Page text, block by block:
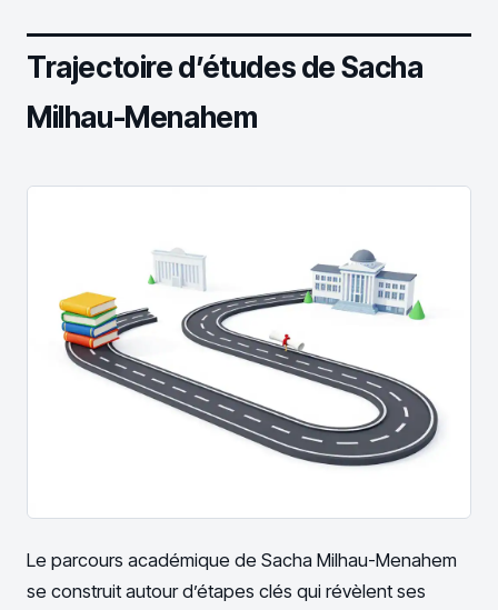
Trajectoire d’études de Sacha
Milhau-Menahem
Le parcours académique de Sacha Milhau-Menahem
se construit autour d’étapes clés qui révèlent ses